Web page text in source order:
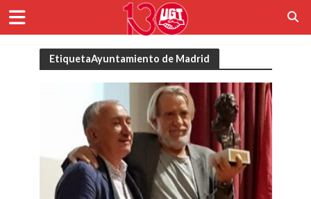
EtiquetaAyuntamiento de Madrid